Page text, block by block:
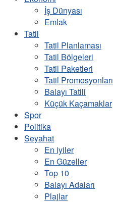
İş Dünyası
Emlak
Tatil
Tatil Planlaması
Tatil Bölgeleri
Tatil Paketleri
Tatil Promosyonları
Balayı Tatili
Küçük Kaçamaklar
Spor
Politika
Seyahat
En iyiler
En Güzeller
Top 10
Balayı Adaları
Plajlar